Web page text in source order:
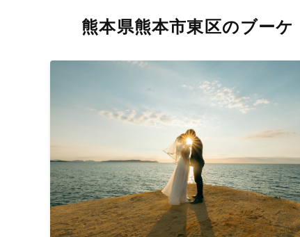
丁寧なレタッチで思い出を美しく仕上げます
上がりに。きっと「こんな写真を撮ってほしかった
熊本県熊本市東区のブーケ